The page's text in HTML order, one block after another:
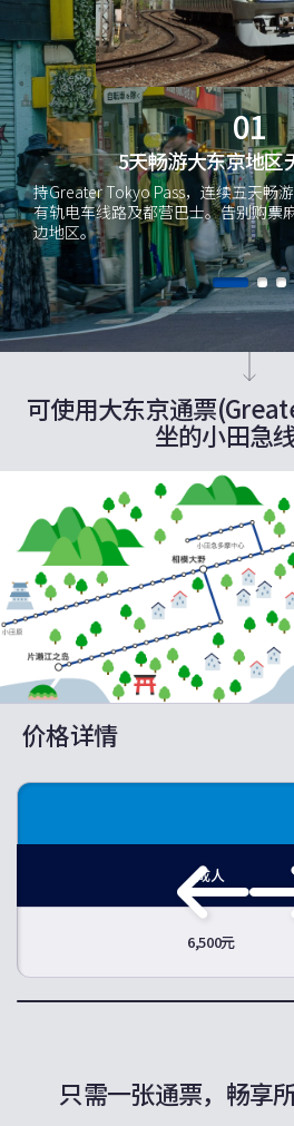
01
5天畅游大东京地区
持Greater Tokyo Pass，连续五天畅
有轨电车线路及都营巴士。告别购票
边地区。
可使用大东京通票
坐的小田急
价格详情
成人
6,500元
只需一张通票，畅享